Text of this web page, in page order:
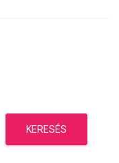
KERESÉS